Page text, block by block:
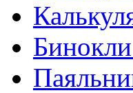
Бинокли